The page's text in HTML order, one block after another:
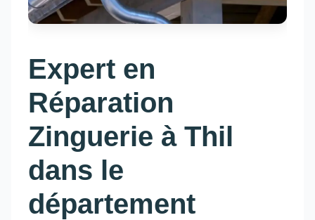
Expert en
Réparation
Zinguerie à Thil
dans le
département